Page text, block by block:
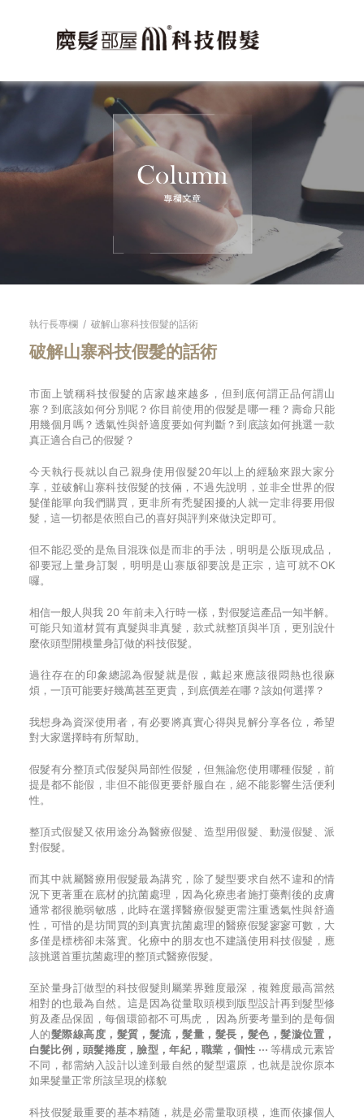
執行長專欄 / 破解山寨科技假髮的話術
破解山寨科技假髮的話術
市面上號稱科技假髮的店家越來越多，但到底何謂正品何謂山
寨？到底該如何分別呢？你目前使用的假髮是哪一種？壽命只能
用幾個月嗎？透氣性與舒適度要如何判斷？到底該如何挑選一款
真正適合自己的假髮？
今天執行長就以自己親身使用假髮20年以上的經驗來跟大家分
享，並破解山寨科技假髮的技倆，不過先說明，並非全世界的假
髮僅能單向我們購買，更非所有禿髮困擾的人就一定非得要用假
髮，這一切都是依照自己的喜好與評判來做決定即可。
但不能忍受的是魚目混珠似是而非的手法，明明是公版現成品，
卻要冠上量身訂製，明明是山寨版卻要說是正宗，這可就不OK
囉。
相信一般人與我 20 年前未入行時一樣，對假髮這產品一知半解。
可能只知道材質有真髮與非真髮，款式就整頂與半頂，更別說什
麼依頭型開模量身訂做的科技假髮。
過往存在的印象總認為假髮就是假，戴起來應該很悶熱也很麻
煩，一頂可能要好幾萬甚至更貴，到底價差在哪？該如何選擇？
我想身為資深使用者，有必要將真實心得與見解分享各位，希望
對大家選擇時有所幫助。
假髮有分整頂式假髮與局部性假髮，但無論您使用哪種假髮，前
提是都不能假，非但不能假更要舒服自在，絕不能影響生活便利
性。
整頂式假髮又依用途分為醫療假髮、造型用假髮、動漫假髮、派
對假髮。
而其中就屬醫療用假髮最為講究，除了髮型要求自然不違和的情
況下更著重在底材的抗菌處理，因為化療患者施打藥劑後的皮膚
通常都很脆弱敏感，此時在選擇醫療假髮更需注重透氣性與舒適
性，可惜的是坊間買的到真實抗菌處理的醫療假髮寥寥可數，大
多僅是標榜卻未落實。化療中的朋友也不建議使用科技假髮，應
該挑選首重抗菌處理的整頂式醫療假髮。
至於量身訂做型的科技假髮則屬業界難度最深，複雜度最高當然
相對的也最為自然。這是因為從量取頭模到版型設計再到髮型修
剪及產品保固，每個環節都不可馬虎， 因為所要考量到的是每個
人的髮際線高度，髮質，髮流，髮量，髮長，髮色，髮漩位置，
白髮比例，頭髮捲度，臉型，年紀，職業，個性 ‧‧‧ 等構成元素皆
不同，都需納入設計以達到最自然的髮型還原，也就是說你原本
如果髮量正常所該呈現的樣貌
科技假髮最重要的基本精随，就是必需量取頭模，進而依據個人